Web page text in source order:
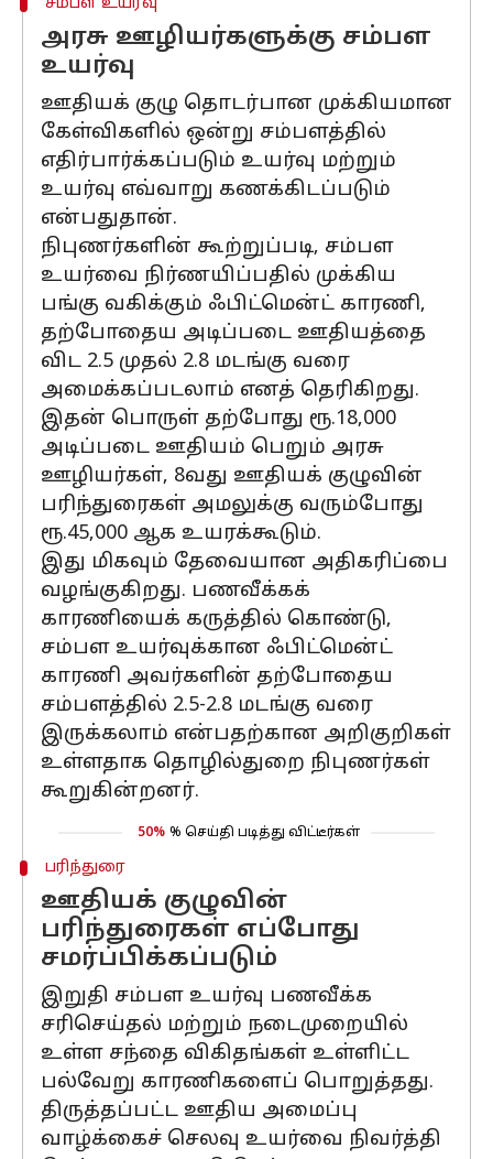
சம்பள உயர்வு
அரசு ஊழியர்களுக்கு சம்பள
உயர்வு
ஊதியக் குழு தொடர்பான முக்கியமான
கேள்விகளில் ஒன்று சம்பளத்தில்
எதிர்பார்க்கப்படும் உயர்வு மற்றும்
உயர்வு எவ்வாறு கணக்கிடப்படும்
என்பதுதான்.
நிபுணர்களின் கூற்றுப்படி, சம்பள
உயர்வை நிர்ணயிப்பதில் முக்கிய
பங்கு வகிக்கும் ஃபிட்மென்ட் காரணி,
தற்போதைய அடிப்படை ஊதியத்தை
விட 2.5 முதல் 2.8 மடங்கு வரை
அமைக்கப்படலாம் எனத் தெரிகிறது.
இதன் பொருள் தற்போது ரூ.18,000
அடிப்படை ஊதியம் பெறும் அரசு
ஊழியர்கள், 8வது ஊதியக் குழுவின்
பரிந்துரைகள் அமலுக்கு வரும்போது
ரூ.45,000 ஆக உயரக்கூடும்.
இது மிகவும் தேவையான அதிகரிப்பை
வழங்குகிறது. பணவீக்கக்
காரணியைக் கருத்தில் கொண்டு,
சம்பள உயர்வுக்கான ஃபிட்மென்ட்
காரணி அவர்களின் தற்போதைய
சம்பளத்தில் 2.5-2.8 மடங்கு வரை
இருக்கலாம் என்பதற்கான அறிகுறிகள்
உள்ளதாக தொழில்துறை நிபுணர்கள்
கூறுகின்றனர்.
50% % செய்தி படித்து விட்டீர்கள்
பரிந்துரை
ஊதியக் குழுவின்
பரிந்துரைகள் எப்போது
சமர்ப்பிக்கப்படும்
இறுதி சம்பள உயர்வு பணவீக்க
சரிசெய்தல் மற்றும் நடைமுறையில்
உள்ள சந்தை விகிதங்கள் உள்ளிட்ட
பல்வேறு காரணிகளைப் பொறுத்தது.
திருத்தப்பட்ட ஊதிய அமைப்பு
வாழ்க்கைச் செலவு உயர்வை நிவர்த்தி